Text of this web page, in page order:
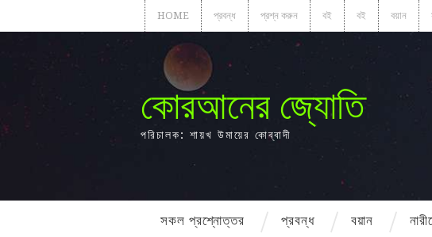
HOME প্রবন্ধ প্রশ্ন করুন বই বই বয়ান
কোরআনের জ্যোতি
পরিচালক: শায়খ উমায়ের কোব্বাদী
সকল প্রশ্নোত্তর প্রবন্ধ বয়ান